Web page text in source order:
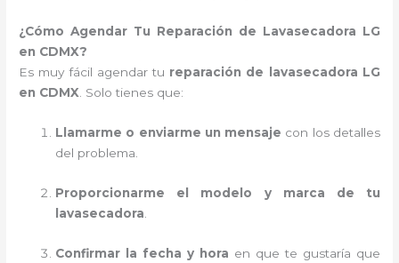
¿Cómo Agendar Tu Reparación de Lavasecadora LG
en CDMX?
Es muy fácil agendar tu reparación de lavasecadora LG
en CDMX. Solo tienes que:
Llamarme o enviarme un mensaje con los detalles
del problema.
Proporcionarme el modelo y marca de tu
lavasecadora
Confirmar la fecha y hora en que te gustaría que